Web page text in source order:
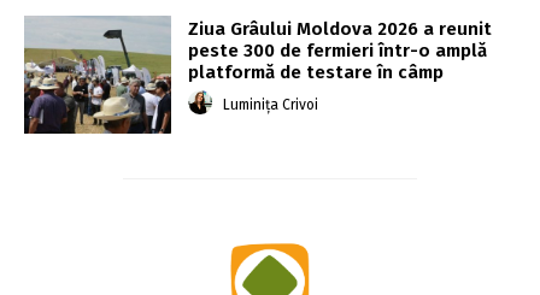
Ziua Grâului Moldova 2026 a reunit
peste 300 de fermieri într-o amplă
platformă de testare în câmp
Luminița Crivoi